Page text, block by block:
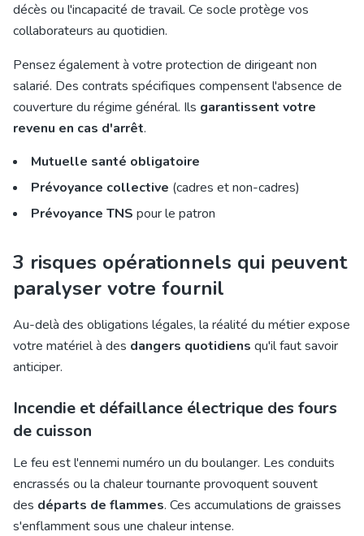
décès ou l'incapacité de travail. Ce socle protège vos
collaborateurs au quotidien.
Pensez également à votre protection de dirigeant non
salarié. Des contrats spécifiques compensent l'absence de
couverture du régime général. Ils garantissent votre
revenu en cas d'arrêt.
Mutuelle santé obligatoire
Prévoyance collective (cadres et non-cadres)
Prévoyance TNS pour le patron
3 risques opérationnels qui peuvent
paralyser votre fournil
Au-delà des obligations légales, la réalité du métier expose
votre matériel à des dangers quotidiens qu'il faut savoir
anticiper.
Incendie et défaillance électrique des fours
de cuisson
Le feu est l'ennemi numéro un du boulanger. Les conduits
encrassés ou la chaleur tournante provoquent souvent
des départs de flammes. Ces accumulations de graisses
s'enflamment sous une chaleur intense.